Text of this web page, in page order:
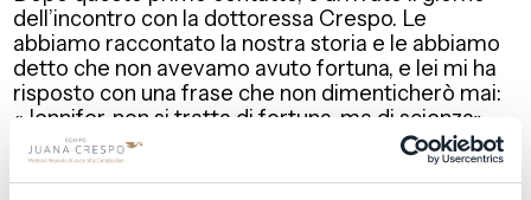
dell’incontro con la dottoressa Crespo. Le
abbiamo raccontato la nostra storia e le abbiamo
detto che non avevamo avuto fortuna, e lei mi ha
risposto con una frase che non dimenticherò mai:
«Jennifer, non si tratta di fortuna, ma di scienza».
Ciò che mi è piaciuto di più di quella Prima Visita è
stata la sua determinazione e il fatto che avesse
un piano ben definito per noi. Mi ha detto che era